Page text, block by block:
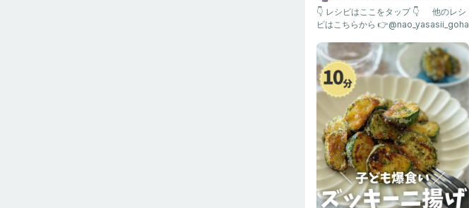
ピ
👇 レシピはここをタップ 👇 他のレシ
ピはこちらから 👉@nao_yasasii_goha